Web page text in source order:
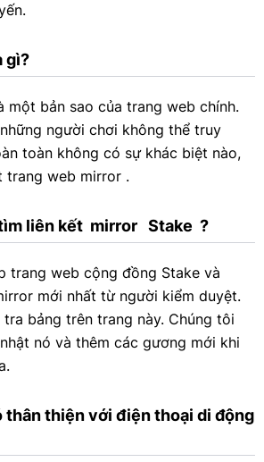
gì?
một bản sao của trang web chính.
người chơi không thể truy
toàn không có sự khác biệt nào,
trang web mirror .
liên kết  mirror   Stake  ?
trang web cộng đồng Stake và
mới nhất từ người kiểm duyệt.
bảng trên trang này. Chúng tôi
nó và thêm các gương mới khi